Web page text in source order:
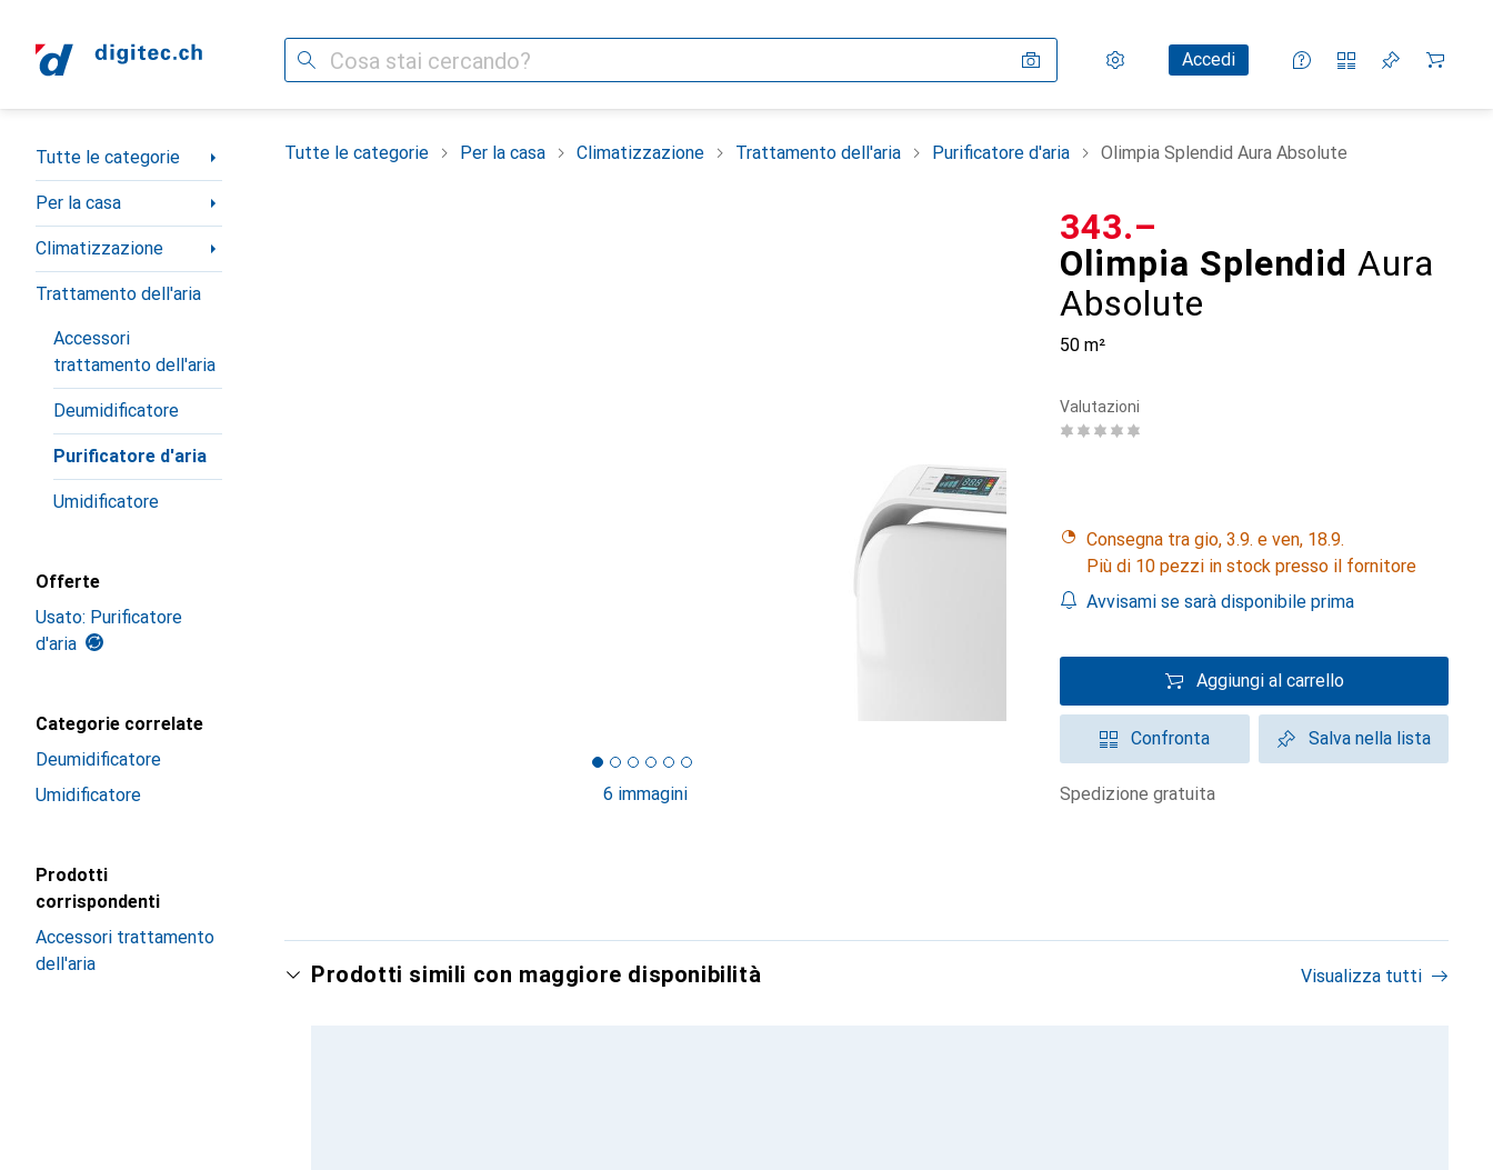
Cerca Impostazioni
Conto clienteAccedi
Liste di confronto
Liste dei desideri
Carrello
Categoria Navigazione
Tutte le categorie
Per la casa
Climatizzazione
Trattamento dell'aria
Accessori
trattamento dell'aria
Deumidificatore
Purificatore d'aria
Umidificatore
Offerte
Usato: Purificatore
d'aria
Categorie correlate
Deumidificatore
Umidificatore
Prodotti
corrispondenti
Accessori trattamento
dell'aria
Tutte le categorie Per la casa Climatizzazione Trattamento dell'aria Purificatore d'aria Olimpia Splendid Aura Absolute
6 immagini
Olimpia Splendid Aura
Absolute
50 m²
CHF
343.–
Valutazioni
Consegna tra gio, 3.9. e ven, 18.9.
Più di 10 pezzi in stock presso il fornitore
Avvisami se sarà disponibile prima
Aggiungi al carrello
Confronta Salva nella lista
spedizione gratuita
Prodotti simili con maggiore disponibilità Visualizza tutti